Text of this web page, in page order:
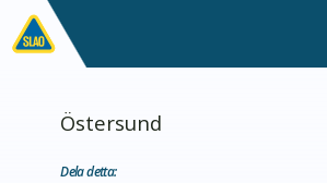
Östersund
Dela detta: